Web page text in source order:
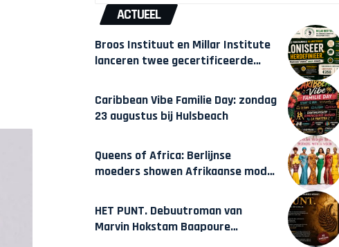
ACTUEEL
Broos Instituut en Millar Institute
lanceren twee gecertificeerde
Amsterdam
Caribbean Vibe Familie Day: zondag
23 augustus bij Hulsbeach
Queens of Africa: Berlijnse
moeders showen Afrikaanse mode
HET PUNT. Debuutroman van
Marvin Hokstam Baapoure